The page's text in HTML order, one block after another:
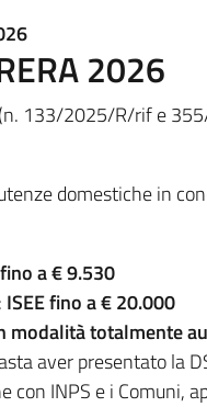
2026
133/2025/R/rif e
domestiche in
a € 9.530
ISEE fino a € 20.000
modalità totalmente
aver presentato la
con INPS e i Comuni,